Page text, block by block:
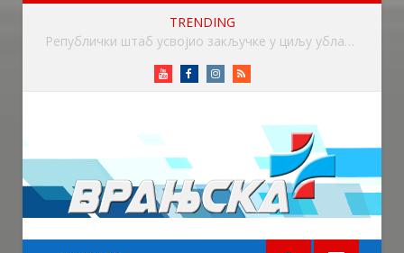
TRENDING
Викенд у знаку бициклизма у Врању
YoutubeFacebookInstagram
RSS